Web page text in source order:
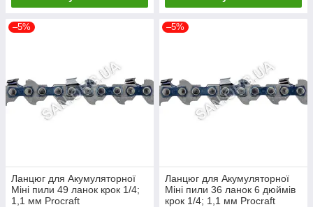
–5%
Ланцюг для Акумуляторної
Міні пили 49 ланок крок 1/4;
1,1 мм Procraft
–5%
Ланцюг для Акумуляторної
Міні пили 36 ланок 6 дюймів
крок 1/4; 1,1 мм Procraft